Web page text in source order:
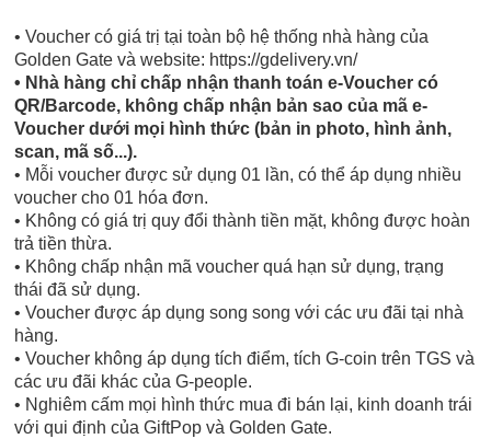
• Voucher có giá trị tại toàn bộ hệ thống nhà hàng của
Golden Gate và website: https://gdelivery.vn/
• Nhà hàng chỉ chấp nhận thanh toán e-Voucher có
QR/Barcode, không chấp nhận bản sao của mã e-
Voucher dưới mọi hình thức (bản in photo, hình ảnh,
scan, mã số...).
• Mỗi voucher được sử dụng 01 lần, có thể áp dụng nhiều
voucher cho 01 hóa đơn.
• Không có giá trị quy đổi thành tiền mặt, không được hoàn
trả tiền thừa.
• Không chấp nhận mã voucher quá hạn sử dụng, trạng
thái đã sử dụng.
• Voucher được áp dụng song song với các ưu đãi tại nhà
hàng.
• Voucher không áp dụng tích điểm, tích G-coin trên TGS và
các ưu đãi khác của G-people.
• Nghiêm cấm mọi hình thức mua đi bán lại, kinh doanh trái
với qui định của GiftPop và Golden Gate.